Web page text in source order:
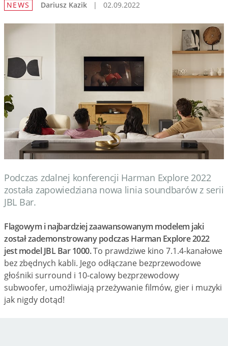
Wydarzenia
Muzyka
Filmy
NEWS Dariusz Kazik | 02.09.2022
Podczas zdalnej konferencji Harman Explore 2022
została zapowiedziana nowa linia soundbarów z serii
JBL Bar.
Flagowym i najbardziej zaawansowanym modelem jaki
został zademonstrowany podczas Harman Explore 2022
jest model JBL Bar 1000.To prawdziwe kino 7.1.4-kanałowe
bez zbędnych kabli. Jego odłączane bezprzewodowe
głośniki surround i 10-calowy bezprzewodowy
subwoofer, umożliwiają przeżywanie filmów, gier i muzyki
jak nigdy dotąd!